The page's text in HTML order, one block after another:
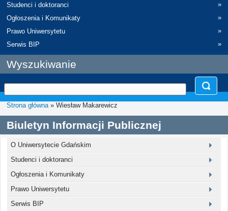
Studenci i doktoranci
»
Ogłoszenia i Komunikaty
»
Prawo Uniwersytetu
»
Serwis BIP
»
Wyszukiwanie
Strona główna» Wiesław Makarewicz
Biuletyn Informacji Publicznej
O Uniwersytecie Gdańskim
Studenci i doktoranci
Ogłoszenia i Komunikaty
Prawo Uniwersytetu
Serwis BIP